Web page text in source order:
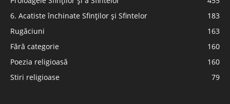
6. Acatiste închinate Sfinților și Sfintelor
183
Rugăciuni
163
Fără categorie
160
Poezia religioasă
160
Stiri religioase
79